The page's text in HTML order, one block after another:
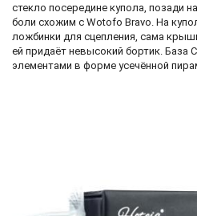
стекло посередине купола, позади
боли схожим с Wotofo Bravo. На
ложбинки для сцепления, сама
ей придаёт невысокий бортик. База
элементами в форме усечённой